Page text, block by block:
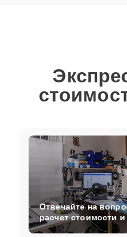
Отвечайте на
расчет стоимости